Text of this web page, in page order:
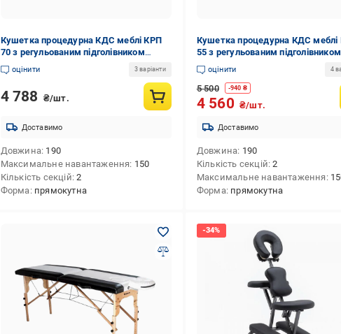
Кушетка процедурна КДС меблі КРП
70 з регульованим підголівником
Чорний (12513577)
оцінити 3 варіанти
4 788 ₴/шт.
Доставимо
Довжина 190
Максимальне навантаження 150
Кількість секцій 2
Форма прямокутна
Кушетка процедурна КДС меблі
55 з регульованим
(12513565)
оцінити 4
5 500 -940 ₴
4 560 ₴/шт.
Доставимо
Довжина 190
Кількість секцій 2
Максимальне навантаження
Форма прямокутна